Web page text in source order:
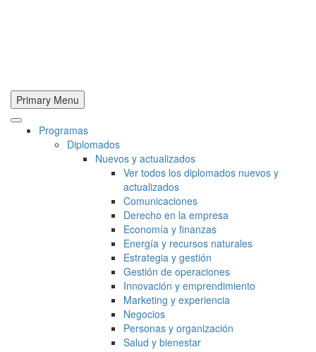
Primary Menu
Programas
Diplomados
Nuevos y actualizados
Ver todos los diplomados nuevos y
actualizados
Comunicaciones
Derecho en la empresa
Economía y finanzas
Energía y recursos naturales
Estrategia y gestión
Gestión de operaciones
Innovación y emprendimiento
Marketing y experiencia
Negocios
Personas y organización
Salud y bienestar